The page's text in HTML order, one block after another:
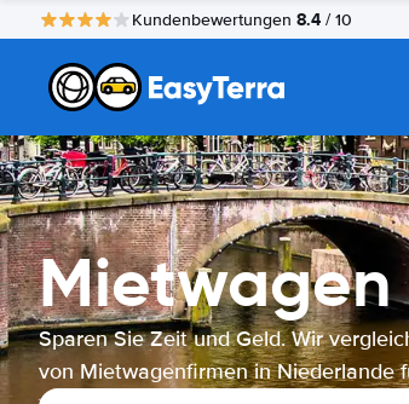
Kundenbewertungen 8.4 / 10
Sparen Sie Zeit und Geld. Wir
von Mietwagenfirmen in Niederlande